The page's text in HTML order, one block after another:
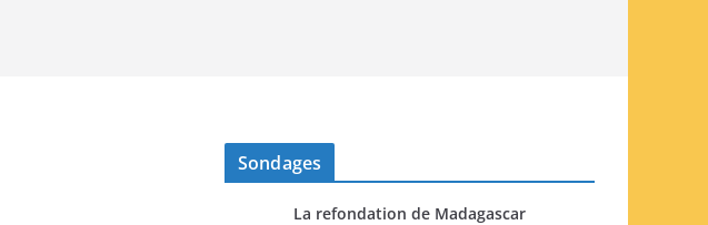
Sondages
La refondation de Madagascar